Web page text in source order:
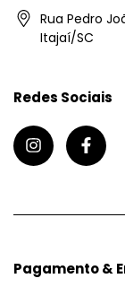
Rua Pedro
Itajaí/SC
Redes Sociais
Pagamento &